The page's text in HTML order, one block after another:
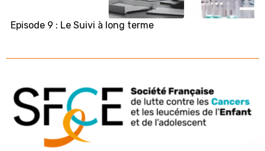
Episode 9 : Le Suivi à long terme